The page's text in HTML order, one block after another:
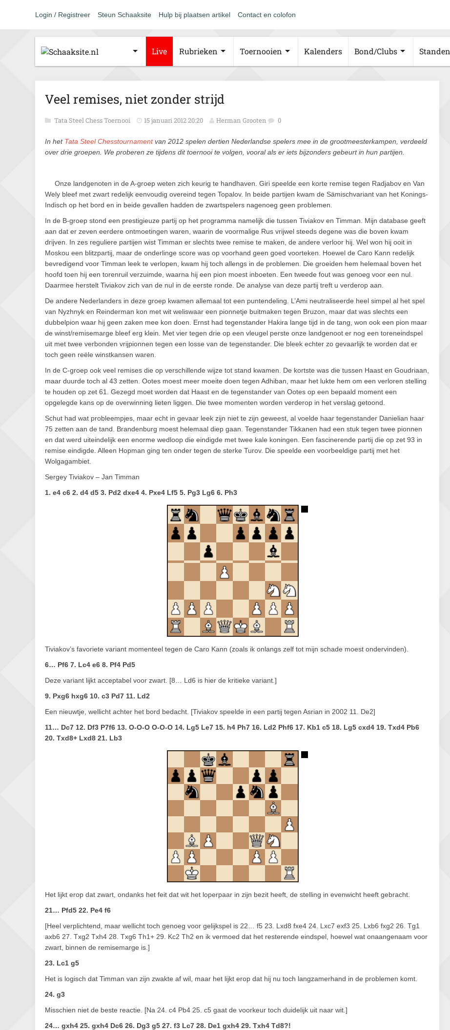
Login / Registreer Steun Schaaksite Hulp bij plaatsen artikel Contact en colofon
Live Rubrieken Toernooien Kalenders Bond/Clubs Standen
Veel remises, niet zonder strijd
Tata Steel Chess Toernooi 15 januari 2012 20:20 Herman Grooten 0
In het Tata Steel Chesstournamentvan 2012 spelen dertien Nederlandse spelers mee in de grootmeesterkampen, verdeeld
over drie groepen. We proberen ze tijdens dit toernooi te volgen, vooral als er iets bijzonders gebeurt in hun partijen.
Onze landgenoten in de A-groep weten zich keurig te handhaven. Giri speelde een korte remise tegen Radjabov en Van
Wely bleef met zwart redelijk eenvoudig overeind tegen Topalov. In beide partijen kwam de Sämischvariant van het Konings-
Indisch op het bord en in beide gevallen hadden de zwartspelers nagenoeg geen problemen.
In de B-groep stond een prestigieuze partij op het programma namelijk die tussen Tiviakov en Timman. Mijn database geeft
aan dat er zeven eerdere ontmoetingen waren, waarin de voormalige Rus vrijwel steeds degene was die boven kwam
drijven. In zes reguliere partijen wist Timman er slechts twee remise te maken, de andere verloor hij. Wel won hij ooit in
Moskou een blitzpartij, maar de onderlinge score was op voorhand geen goed voorteken. Hoewel de Caro Kann redelijk
bevredigend voor Timman leek te verlopen, kwam hij toch allengs in de problemen. Die groeiden hem helemaal boven het
hoofd toen hij een torenruil verzuimde, waarna hij een pion moest inboeten. Een tweede fout was genoeg voor een nul.
Daarmee herstelt Tiviakov zich van de nul in de eerste ronde. De analyse van deze partij treft u verderop aan.
De andere Nederlanders in deze groep kwamen allemaal tot een puntendeling. L’Ami neutraliseerde heel simpel al het spel
van Nyzhnyk en Reinderman kon met wit weliswaar een pionnetje buitmaken tegen Bruzon, maar dat was slechts een
dubbelpion waar hij geen zaken mee kon doen. Ernst had tegenstander Hakira lange tijd in de tang, won ook een pion maar
de winst/remisemarge bleef erg klein. Met vier tegen drie op een vleugel perste onze landgenoot er nog een toreneindspel
uit met twee verbonden vrijpionnen tegen een losse van de tegenstander. Die bleek echter zo gevaarlijk te worden dat er
toch geen reële winstkansen waren.
In de C-groep ook veel remises die op verschillende wijze tot stand kwamen. De kortste was die tussen Haast en Goudriaan,
maar duurde toch al 43 zetten. Ootes moest meer moeite doen tegen Adhiban, maar het lukte hem om een verloren stelling
te houden op zet 61. Gezegd moet worden dat Haast en de tegenstander van Ootes op een bepaald moment een
opgelegde kans op de overwinning lieten liggen. Die twee momenten worden verderop in het verslag getoond.
Schut had wat probleempjes, maar echt in gevaar leek zijn niet te zijn geweest, al voelde haar tegenstander Danielian haar
75 zetten aan de tand. Brandenburg moest helemaal diep gaan. Tegenstander Tikkanen had een stuk tegen twee pionnen
en dat werd uiteindelijk een enorme wedloop die eindigde met twee kale koningen. Een fascinerende partij die op zet 93 in
remise eindigde. Alleen Hopman ging ten onder tegen de sterke Turov. Die speelde een voorbeeldige partij met het
Wolgagambiet.
Sergey Tiviakov – Jan Timman
1. e4 c6 2. d4 d5 3. Pd2 dxe4 4. Pxe4 Lf5 5. Pg3 Lg6 6. Ph3
Tiviakov’s favoriete variant momenteel tegen de Caro Kann (zoals ik onlangs zelf tot mijn schade moest ondervinden).
6… Pf6 7. Lc4 e6 8. Pf4 Pd5
Deze variant lijkt acceptabel voor zwart. [8… Ld6 is hier de kritieke variant.]
9. Pxg6 hxg6 10. c3 Pd7 11. Ld2
Een nieuwtje, wellicht achter het bord bedacht. [Tiviakov speelde in een partij tegen Asrian in 2002 11. De2]
11… Dc7 12. Df3 P7f6 13. O-O-O O-O-O 14. Lg5 Le7 15. h4 Ph7 16. Ld2 Phf6 17. Kb1 c5 18. Lg5 cxd4 19. Txd4 Pb6
20. Txd8+ Lxd8 21. Lb3
Het lijkt erop dat zwart, ondanks het feit dat wit het loperpaar in zijn bezit heeft, de stelling in evenwicht heeft gebracht.
21… Pfd5 22. Pe4 f6
[Heel verplichtend, maar wellicht toch genoeg voor gelijkspel is 22… f5 23. Lxd8 fxe4 24. Lxc7 exf3 25. Lxb6 fxg2 26. Tg1
axb6 27. Txg2 Txh4 28. Txg6 Th1+ 29. Kc2 Th2 en ik vermoed dat het resterende eindspel, hoewel wat onaangenaam voor
zwart, binnen de remisemarge is.]
23. Lc1 g5
Het is logisch dat Timman van zijn zwakte af wil, maar het lijkt erop dat hij nu toch langzamerhand in de problemen komt.
24. g3
Misschien niet de beste reactie. [Na 24. c4 Pb4 25. c5 gaat de voorkeur toch duidelijk uit naar wit.]
24… gxh4 25. gxh4 Dc6 26. Dg3 g5 27. f3 Lc7 28. De1 gxh4 29. Txh4 Td8?!